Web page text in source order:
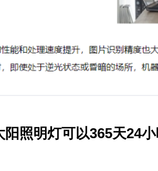
阳照明灯可以365天24